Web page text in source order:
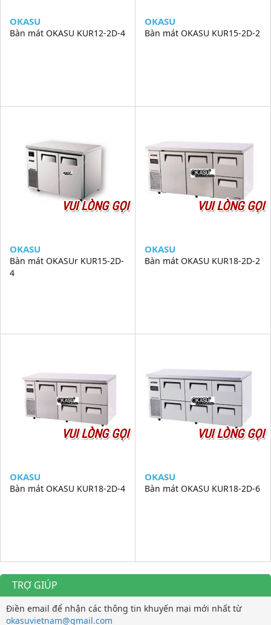
OKASU
Bàn mát OKASU KUR12-2D-4
OKASU
Bàn mát OKASU KUR15-2D-2
VUI LÒNG GỌI
OKASU
Bàn mát OKASUr KUR15-2D-
4
VUI LÒNG GỌI
OKASU
Bàn mát OKASU KUR18-2D-2
VUI LÒNG GỌI
OKASU
Bàn mát OKASU KUR18-2D-4
VUI LÒNG GỌI
OKASU
Bàn mát OKASU KUR18-2D-6
TRỢ GIÚP
Điền email để nhận các thông tin khuyến mại mới nhất từ
okasuvietnam@gmail.com